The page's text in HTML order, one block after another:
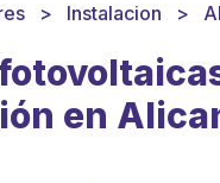
Instalacion
en